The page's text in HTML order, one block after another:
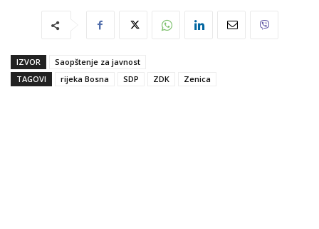
IZVOR
Saopštenje za javnost
TAGOVI
rijeka Bosna SDP ZDK Zenica